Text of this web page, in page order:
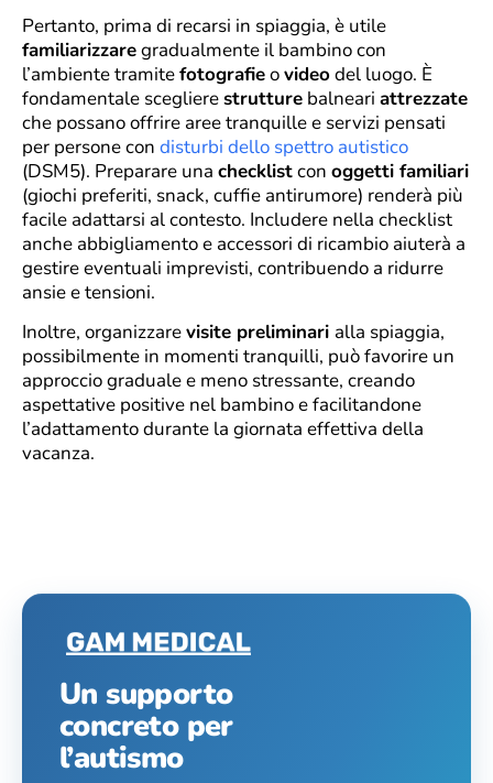
Pertanto, prima di recarsi in spiaggia, è utile
familiarizzaregradualmente il bambino con
l’ambiente tramitefotografieovideodel luogo. È
fondamentale sceglierestrutture balneari attrezzate
che possano offrire aree tranquille e servizi pensati
per persone con disturbi dello spettro autistico
(DSM5). Preparare una checklistcon oggetti familiari
(giochi preferiti, snack, cuffie antirumore) renderà più
facile adattarsi al contesto. Includere nella checklist
anche abbigliamento e accessori di ricambio aiuterà a
gestire eventuali imprevisti, contribuendo a ridurre
ansie e tensioni.
Inoltre, organizzarevisite preliminari alla spiaggia,
possibilmente in momenti tranquilli, può favorire un
approccio graduale e meno stressante, creando
aspettative positive nel bambino e facilitandone
l’adattamento durante la giornata effettiva della
vacanza.
Un supporto
concreto per
l’autismo